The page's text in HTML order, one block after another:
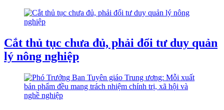
Cắt thủ tục chưa đủ, phải đổi tư duy quản
lý nông nghiệp